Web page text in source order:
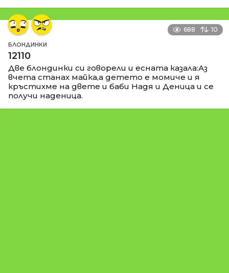
688 10
БЛОНДИНКИ
12110
Две блондинки си говорели и есната казала:Аз
вчета станах майка,а детето е момиче и я
кръстихме на двете и баби Надя и Деница и се
получи наденица.